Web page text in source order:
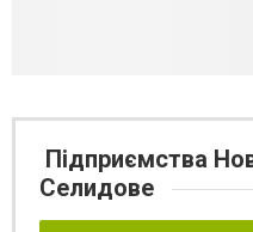
Підприємства
Селидове